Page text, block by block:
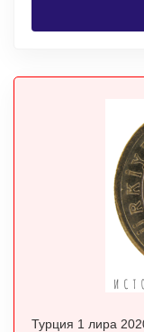
Турция 1 лира